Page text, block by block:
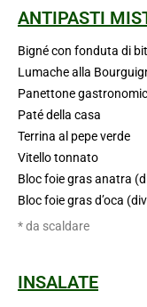
ANTIPASTI
Bigné con fonduta di
Lumache alla
Panettone
Paté della casa
Terrina al pepe verde
Vitello tonnato
Bloc foie gras anatra
Bloc foie gras d’oca
* da scaldare
INSALATE